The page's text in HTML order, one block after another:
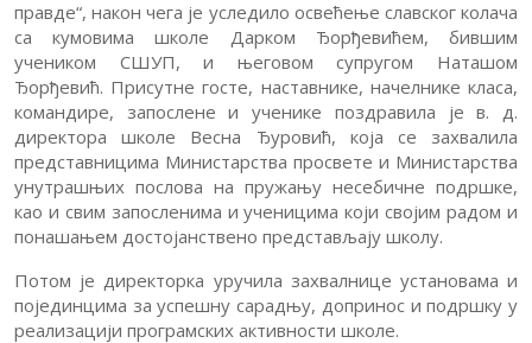
правде“, након чега је уследило освећење славског колача
са кумовима школе Дарком Ђорђевићем, бившим
учеником СШУП, и његовом супругом Наташом
Ђорђевић. Присутне госте, наставнике, начелнике класа,
командире, запослене и ученике поздравила је в. д.
директора школе Весна Ђуровић, која се захвалила
представницима Министарства просвете и Министарства
унутрашњих послова на пружању несебичне подршке,
као и свим запосленима и ученицима који својим радом и
понашањем достојанствено представљају школу.
Потом је директорка уручила захвалнице установама и
појединцима за успешну сарадњу, допринос и подршку у
реализацији програмских активности школе.